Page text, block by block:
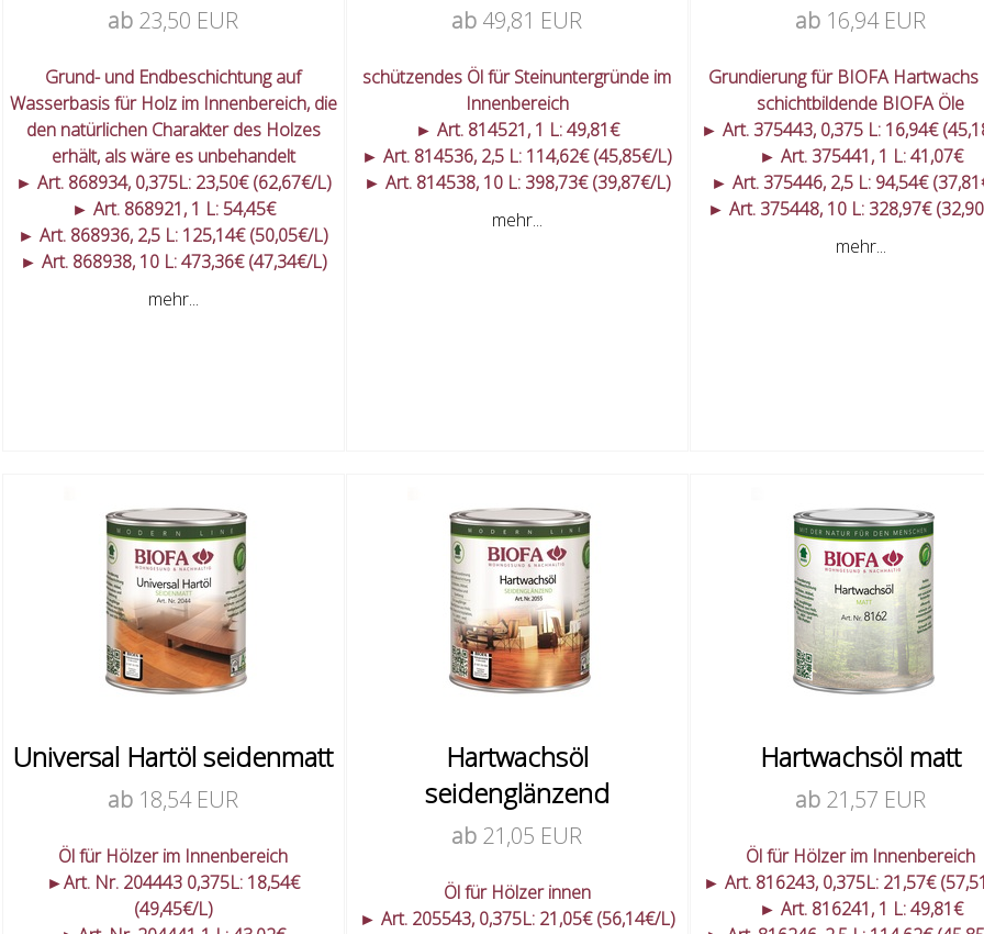
ab 23,50 EUR
Grund- und Endbeschichtung auf
Wasserbasis für Holz im Innenbereich, die
den natürlichen Charakter des Holzes
erhält, als wäre es unbehandelt
► Art. 868934, 0,375L: 23,50€ (62,67€/L)
► Art. 868921, 1 L: 54,45€
► Art. 868936, 2,5 L: 125,14€ (50,05€/L)
► Art. 868938, 10 L: 473,36€ (47,34€/L)
mehr...
ab 49,81 EUR
schützendes Öl für Steinuntergründe im
Innenbereich
► Art. 814521, 1 L: 49,81€
► Art. 814536, 2,5 L: 114,62€ (45,85€/L)
► Art. 814538, 10 L: 398,73€ (39,87€/L)
mehr...
ab 16,94 EUR
Grundierung für BIOFA Hartwachs
schichtbildende BIOFA Öle
► Art. 375443, 0,375 L: 16,94€
► Art. 375441, 1 L: 41,07€
► Art. 375446, 2,5 L: 94,54€
► Art. 375448, 10 L: 328,97€
mehr...
Universal Hartöl seidenmatt
ab 18,54 EUR
Öl für Hölzer im Innenbereich
►Art. Nr. 204443 0,375L: 18,54€
(49,45€/L)
Hartwachsöl
seidenglänzend
ab 21,05 EUR
Öl für Hölzer innen
► Art. 205543, 0,375L: 21,05€ (56,14€/L)
Hartwachsöl matt
ab 21,57 EUR
Öl für Hölzer im Innenbereich
► Art. 816243, 0,375L: 21,57€
► Art. 816241, 1 L: 49,81€